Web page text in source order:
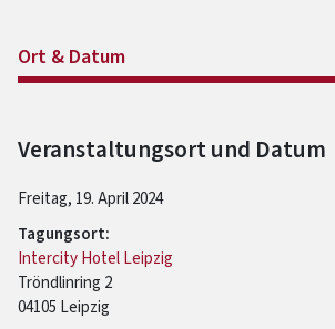
Ort & Datum
Veranstaltungsort und Datum
Freitag, 19. April 2024
Tagungsort:
Intercity Hotel Leipzig
Tröndlinring 2
04105 Leipzig